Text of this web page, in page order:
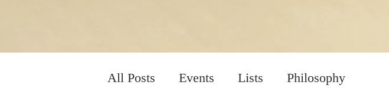
All Posts Events Lists Philosophy